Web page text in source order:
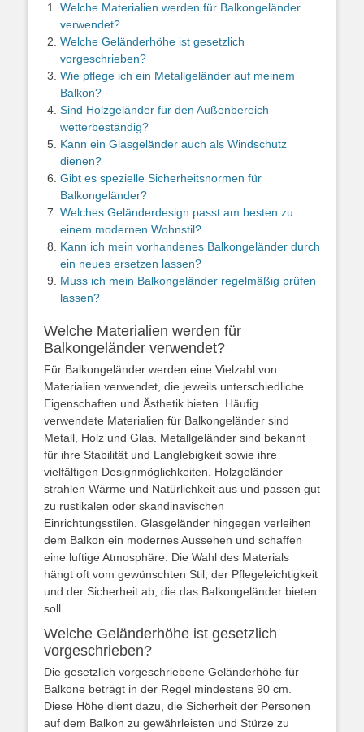
Welche Materialien werden für Balkongeländer
verwendet?
Welche Geländerhöhe ist gesetzlich
vorgeschrieben?
Wie pflege ich ein Metallgeländer auf meinem
Balkon?
Sind Holzgeländer für den Außenbereich
wetterbeständig?
Kann ein Glasgeländer auch als Windschutz
dienen?
Gibt es spezielle Sicherheitsnormen für
Balkongeländer?
Welches Geländerdesign passt am besten zu
einem modernen Wohnstil?
Kann ich mein vorhandenes Balkongeländer durch
ein neues ersetzen lassen?
Muss ich mein Balkongeländer regelmäßig prüfen
lassen?
Welche Materialien werden für
Balkongeländer verwendet?
Für Balkongeländer werden eine Vielzahl von
Materialien verwendet, die jeweils unterschiedliche
Eigenschaften und Ästhetik bieten. Häufig
verwendete Materialien für Balkongeländer sind
Metall, Holz und Glas. Metallgeländer sind bekannt
für ihre Stabilität und Langlebigkeit sowie ihre
vielfältigen Designmöglichkeiten. Holzgeländer
strahlen Wärme und Natürlichkeit aus und passen gut
zu rustikalen oder skandinavischen
Einrichtungsstilen. Glasgeländer hingegen verleihen
dem Balkon ein modernes Aussehen und schaffen
eine luftige Atmosphäre. Die Wahl des Materials
hängt oft vom gewünschten Stil, der Pflegeleichtigkeit
und der Sicherheit ab, die das Balkongeländer bieten
soll.
Welche Geländerhöhe ist gesetzlich
vorgeschrieben?
Die gesetzlich vorgeschriebene Geländerhöhe für
Balkone beträgt in der Regel mindestens 90 cm.
Diese Höhe dient dazu, die Sicherheit der Personen
auf dem Balkon zu gewährleisten und Stürze zu